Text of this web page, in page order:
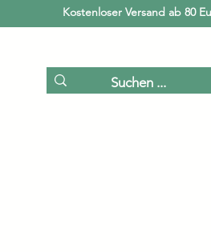
Kostenloser Versand ab 80